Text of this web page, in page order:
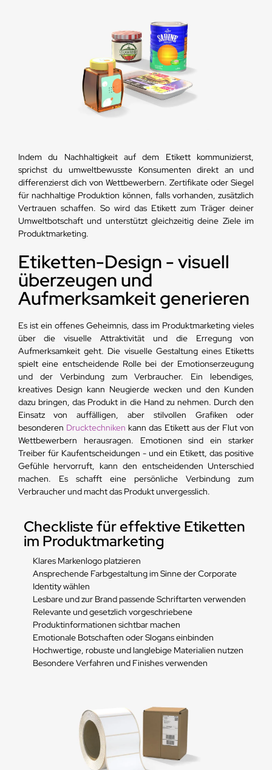
Indem du Nachhaltigkeit auf dem Etikett kommunizierst,
sprichst du umweltbewusste Konsumenten direkt an und
differenzierst dich von Wettbewerbern. Zertifikate oder Siegel
für nachhaltige Produktion können, falls vorhanden, zusätzlich
Vertrauen schaffen. So wird das Etikett zum Träger deiner
Umweltbotschaft und unterstützt gleichzeitig deine Ziele im
Produktmarketing.
Etiketten-Design - visuell
überzeugen und
Aufmerksamkeit generieren
Es ist ein offenes Geheimnis, dass im Produktmarketing vieles
über die visuelle Attraktivität und die Erregung von
Aufmerksamkeit geht. Die visuelle Gestaltung eines Etiketts
spielt eine entscheidende Rolle bei der Emotionserzeugung
und der Verbindung zum Verbraucher. Ein lebendiges,
kreatives Design kann Neugierde wecken und den Kunden
dazu bringen, das Produkt in die Hand zu nehmen. Durch den
Einsatz von auffälligen, aber stilvollen Grafiken oder
besonderen Drucktechniken kann das Etikett aus der Flut von
Wettbewerbern herausragen. Emotionen sind ein starker
Treiber für Kaufentscheidungen - und ein Etikett, das positive
Gefühle hervorruft, kann den entscheidenden Unterschied
machen. Es schafft eine persönliche Verbindung zum
Verbraucher und macht das Produkt unvergesslich.
Checkliste für effektive Etiketten
im Produktmarketing
Klares Markenlogo platzieren
Ansprechende Farbgestaltung im Sinne der Corporate
Identity wählen
Lesbare und zur Brand passende Schriftarten verwenden
Relevante und gesetzlich vorgeschriebene
Produktinformationen sichtbar machen
Emotionale Botschaften oder Slogans einbinden
Hochwertige, robuste und langlebige Materialien nutzen
Besondere Verfahren und Finishes verwenden